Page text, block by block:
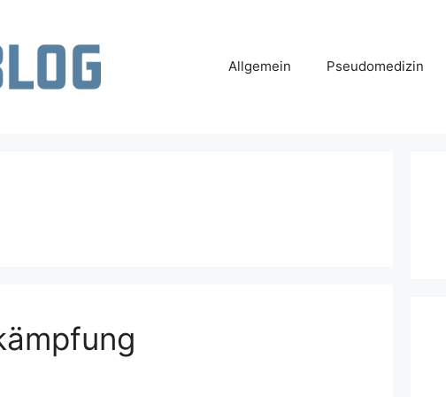
Allgemein Pseudomedizin